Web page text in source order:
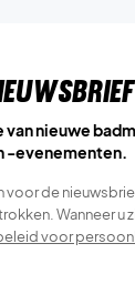
van nieuwe
-evenementen.
voor de
Wanneer u
voor